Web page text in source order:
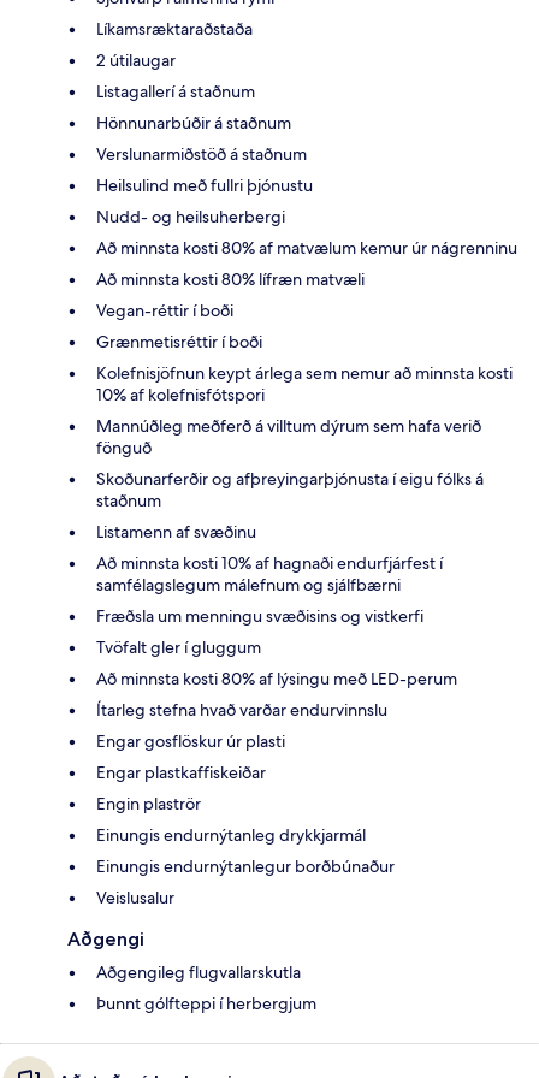
Líkamsræktaraðstaða
2 útilaugar
Listagallerí á staðnum
Hönnunarbúðir á staðnum
Verslunarmiðstöð á staðnum
Heilsulind með fullri þjónustu
Nudd- og heilsuherbergi
Að minnsta kosti 80% af matvælum kemur úr nágrenninu
Að minnsta kosti 80% lífræn matvæli
Vegan-réttir í boði
Grænmetisréttir í boði
Kolefnisjöfnun keypt árlega sem nemur að minnsta kosti
10% af kolefnisfótspori
Mannúðleg meðferð á villtum dýrum sem hafa verið
fönguð
Skoðunarferðir og afþreyingarþjónusta í eigu fólks á
staðnum
Listamenn af svæðinu
Að minnsta kosti 10% af hagnaði endurfjárfest í
samfélagslegum málefnum og sjálfbærni
Fræðsla um menningu svæðisins og vistkerfi
Tvöfalt gler í gluggum
Að minnsta kosti 80% af lýsingu með LED-perum
Ítarleg stefna hvað varðar endurvinnslu
Engar gosflöskur úr plasti
Engar plastkaffiskeiðar
Engin plaströr
Einungis endurnýtanleg drykkjarmál
Einungis endurnýtanlegur borðbúnaður
Veislusalur
Aðgengi
Aðgengileg flugvallarskutla
Þunnt gólfteppi í herbergjum